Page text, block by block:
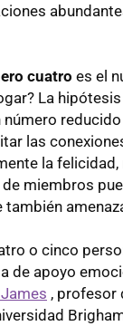
cuatro es el
La
número
las
la
miembros
o cinco
de apoyo
, profesor